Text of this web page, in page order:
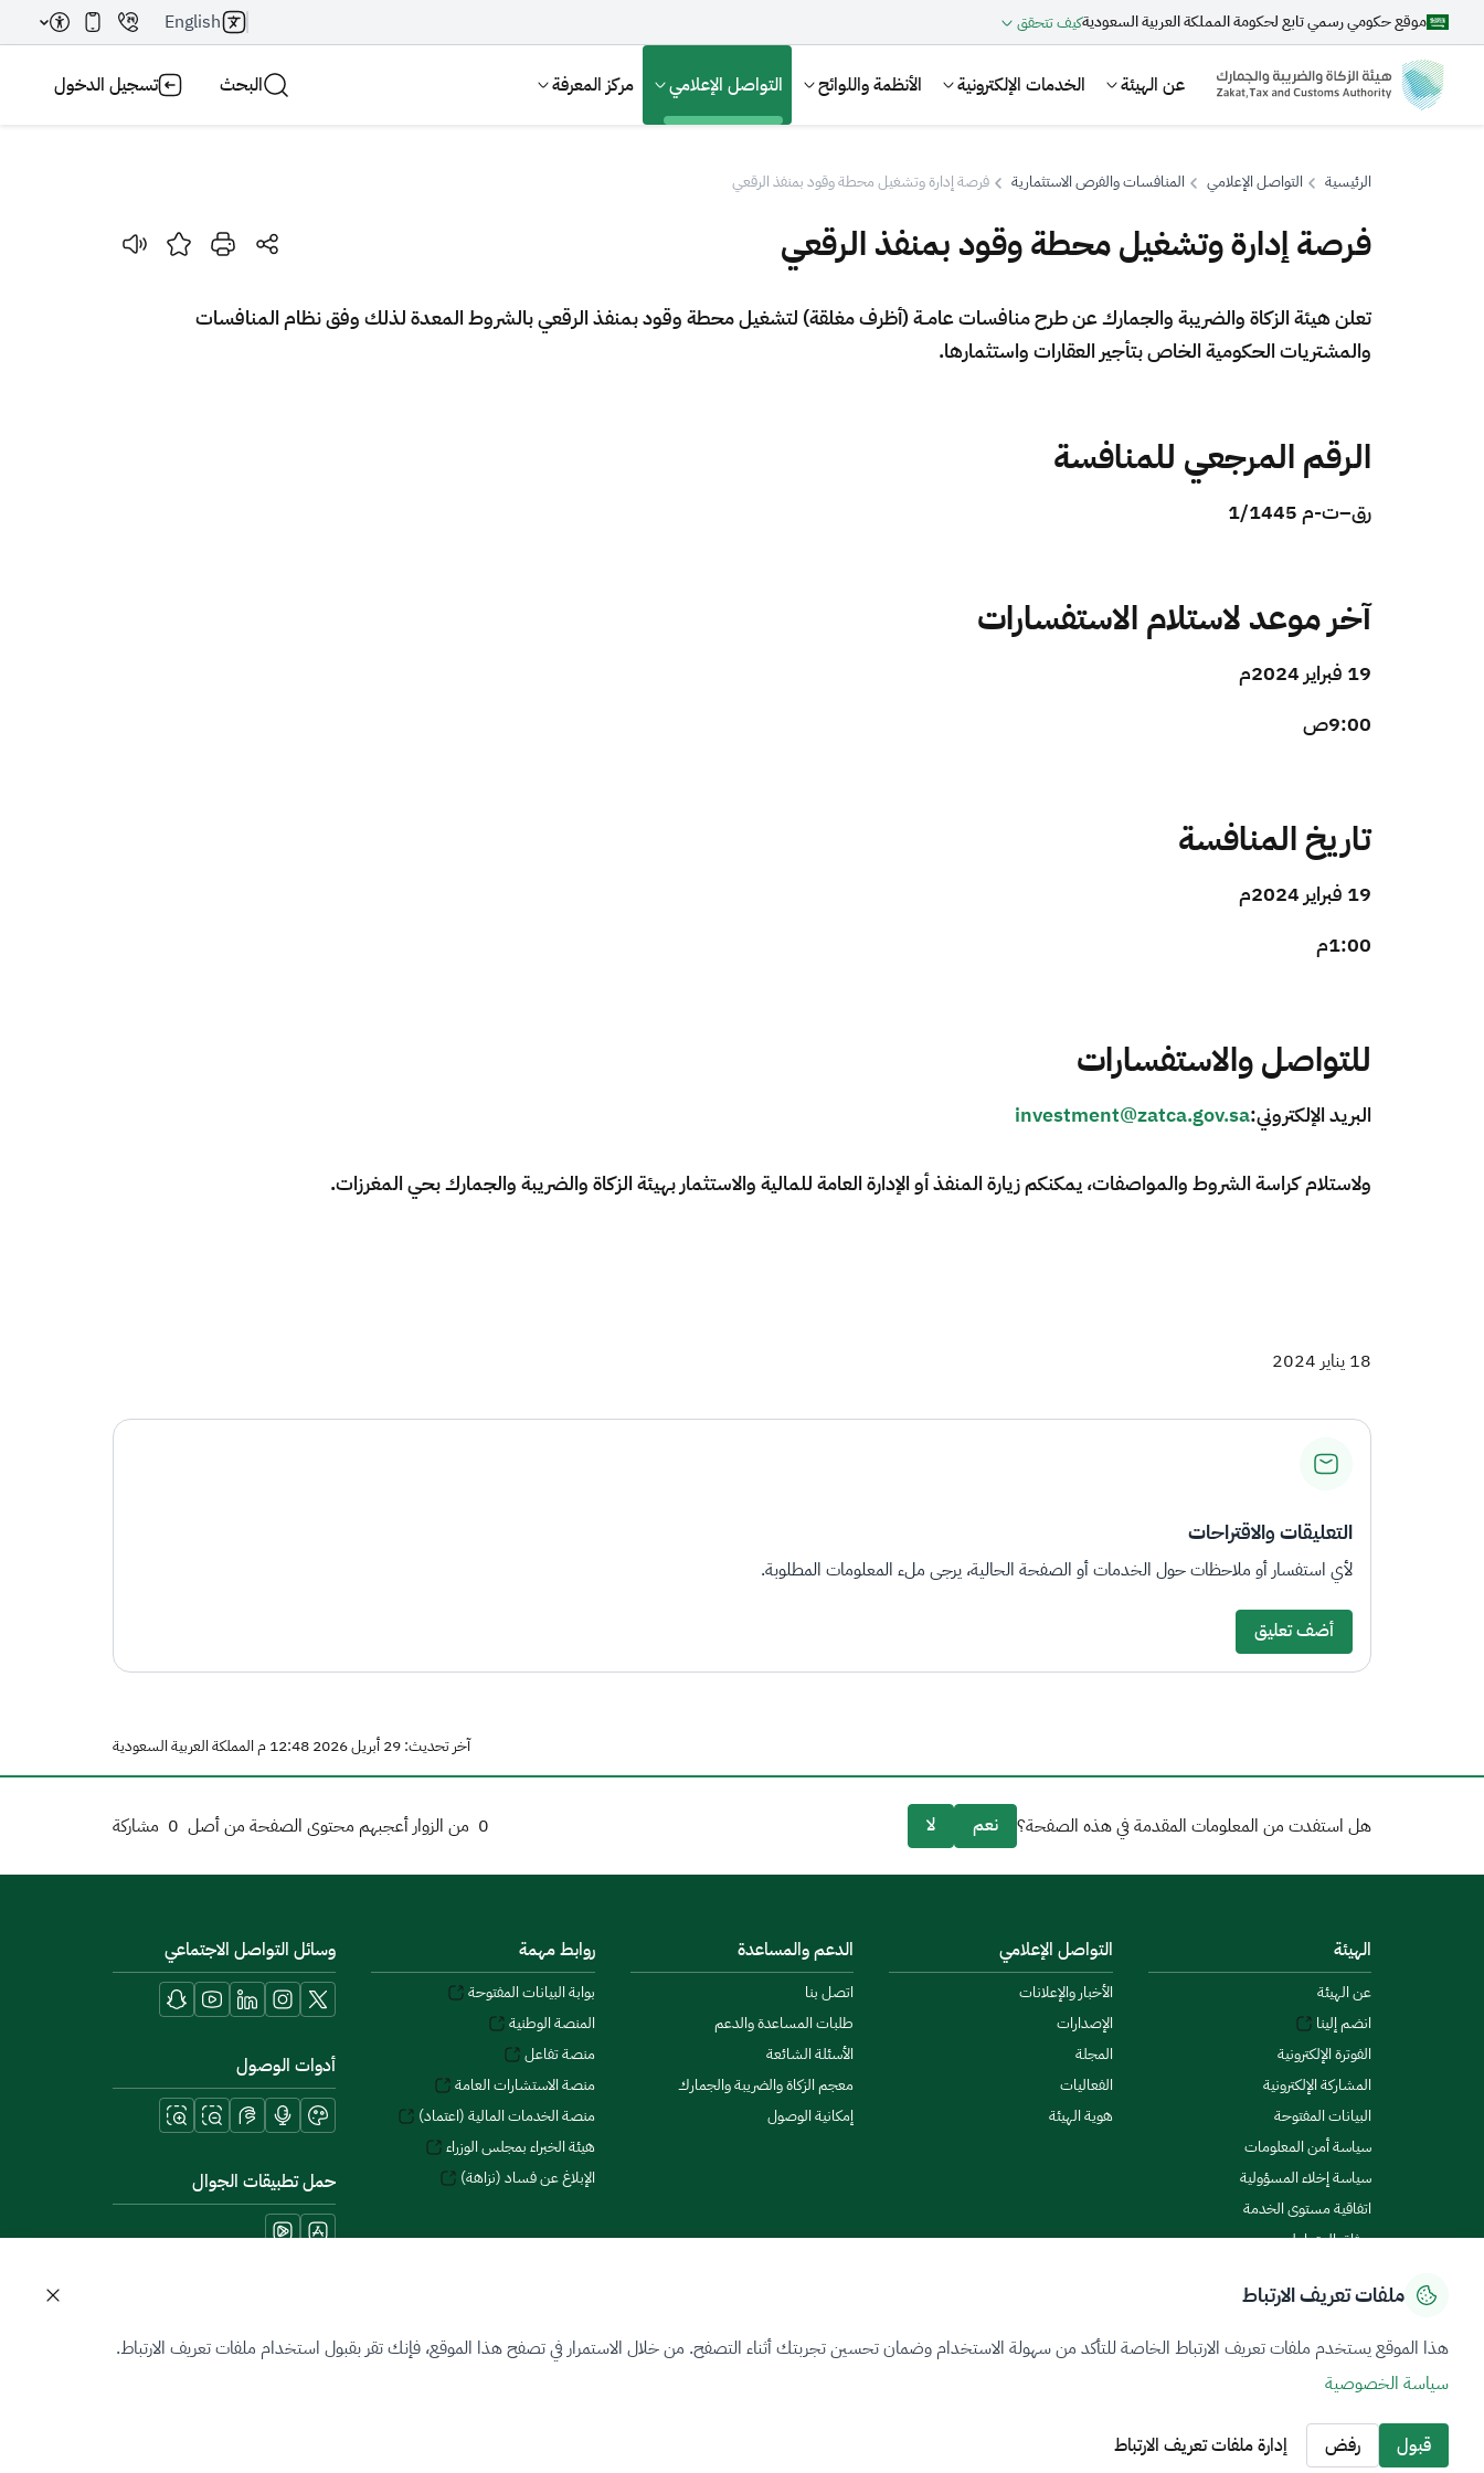
موقع حكومي رسمي تابع لحكومة المملكة العربية السعوديةكيف تتحقق English
عن الهيئة الخدمات الإلكترونية الأنظمة واللوائح التواصل الإعلامي مركز المعرفة البحث تسجيل الدخول
بحث
اقتراحات
الرئيسية التواصل الإعلامي المنافسات والفرص الاستثمارية فرصة إدارة وتشغيل محطة وقود بمنفذ الرقعي
فرصة إدارة وتشغيل محطة وقود بمنفذ الرقعي
​​​تعلن هيئة الزكاة والضريبة والجمارك عن طرح منافسات عامــة (أظرف مغلقة) لتشغيل محطة وقود بمنفذ الرقعي بالشروط المعدة لذلك وفق نظام المنافسات
والمشتريات الحكومية الخاص بتأجير العقارات واستثمارها.
الرقم المرجعي للمنافسة
رق–ت-م 1/1445
آخر موعد لاستلام الاستفسارات
19 فبراير 2024م
9:00ص
تاريخ المنافسة
19 فبراير 2024م
1:00م
للتواصل والاستفسارات
البريد الإلكتروني:investment@zatca.gov.sa
ولاستلام كراسة الشروط والمواصفات، يمكنكم زيارة المنفذ أو الإدارة العامة للمالية والاستثمار بهيئة الزكاة والضريبة والجمارك بحي المغرزات.
18 يناير 2024
التعليقات والاقتراحات
لأي استفسار أو ملاحظات حول الخدمات أو الصفحة الحالية، يرجى ملء المعلومات المطلوبة.
أضف تعليق
آخر تحديث: 29 أبريل 2026 12:48 م المملكة العربية السعودية
0 من الزوار أعجبهم محتوى الصفحة من أصل 0 مشاركة هل استفدت من المعلومات المقدمة في هذه الصفحة؟ نعم لا
الهيئة
عن الهيئة
انضم إلينا
الفوترة الإلكترونية
المشاركة الإلكترونية
البيانات المفتوحة
سياسة أمن المعلومات
سياسة إخلاء المسؤولية
اتفاقية مستوى الخدمة
ميثاق المتعاملين
التواصل الإعلامي
الأخبار والإعلانات
الإصدارات
المجلة
الفعاليات
هوية الهيئة
الدعم والمساعدة
اتصل بنا
طلبات المساعدة والدعم
الأسئلة الشائعة
معجم الزكاة والضريبة والجمارك
إمكانية الوصول
روابط مهمة
بوابة البيانات المفتوحة
المنصة الوطنية
منصة تفاعل
منصة الاستشارات العامة
منصة الخدمات المالية (اعتماد)
هيئة الخبراء بمجلس الوزراء
الإبلاغ عن فساد (نزاهة)
وسائل التواصل الاجتماعي
أدوات الوصول
حمل تطبيقات الجوال
جميع الحقوق محفوظة 2026 © ZATCA.GOV.SA
آخر تحديث للموقع في07 أغسطس 2026 06:00 م
ملفات تعريف الارتباط
هذا الموقع يستخدم ملفات تعريف الارتباط الخاصة للتأكد من سهولة الاستخدام وضمان تحسين تجربتك أثناء التصفح. من خلال الاستمرار في تصفح هذا الموقع، فإنك تقر بقبول استخدام ملفات تعريف الارتباط.
سياسة الخصوصية
قبول رفض إدارة ملفات تعريف الارتباط